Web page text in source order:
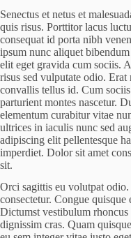
Senectus et netus et
quis risus. Porttitor lacus
consequat id porta nibh
ipsum nunc aliquet
elit eget gravida cum sociis.
risus sed vulputate odio.
convallis tellus id. Cum
parturient montes nascetur.
elementum curabitur vitae
ultrices in iaculis nunc sed
adipiscing elit pellentesque
imperdiet. Dolor sit amet
sit.
Orci sagittis eu volutpat
consectetur. Congue quisque
Dictumst vestibulum
dignissim cras. Quam